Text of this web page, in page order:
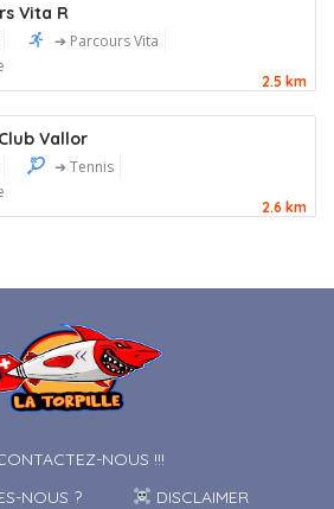
Vita R
➔ Parcours Vita
2.5 km
Vallor
➔ Tennis
2.6 km
NOUS !!!
NOUS ?
DISCLAIMER